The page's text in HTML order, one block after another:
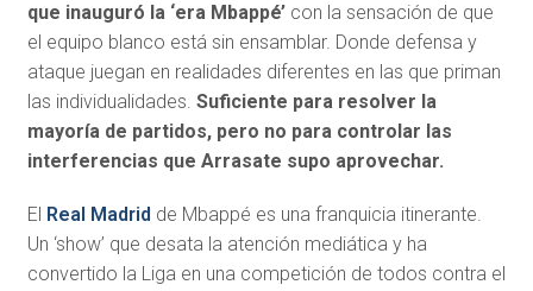
que inauguró la ‘era Mbappé’ con la sensación de que
el equipo blanco está sin ensamblar. Donde defensa y
ataque juegan en realidades diferentes en las que priman
las individualidades. Suficiente para resolver la
mayoría de partidos, pero no para controlar las
interferencias que Arrasate supo aprovechar.
El Real Madrid de Mbappé es una franquicia itinerante.
Un ‘show’ que desata la atención mediática y ha
convertido la Liga en una competición de todos contra el